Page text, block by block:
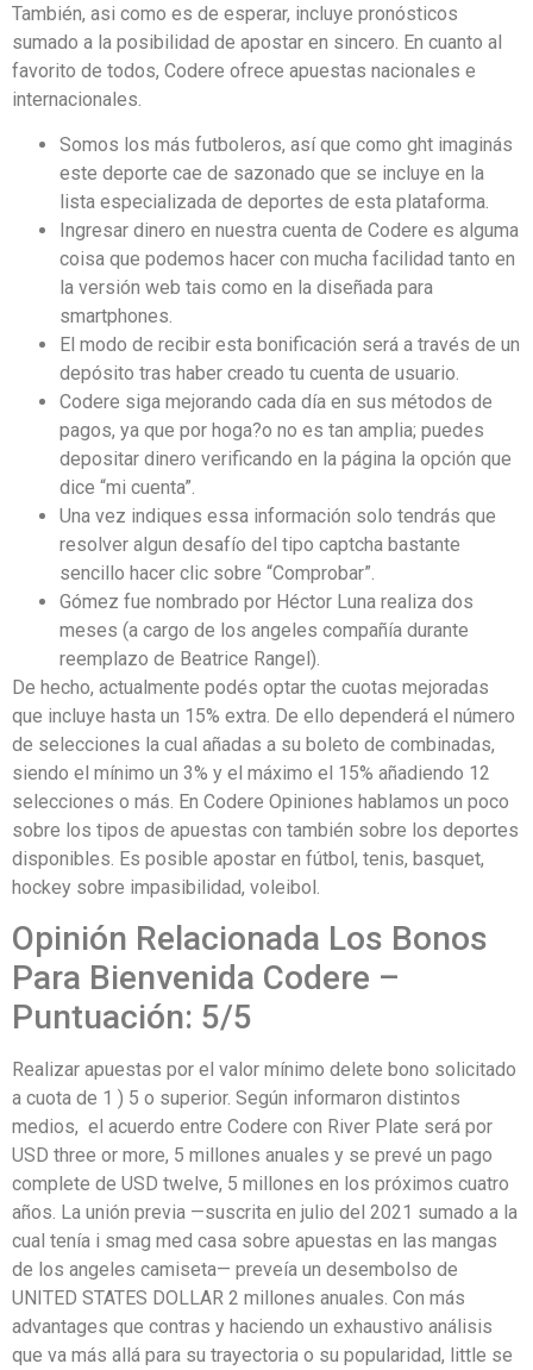
También, asi como es de esperar, incluye pronósticos
sumado a la posibilidad de apostar en sincero. En cuanto al
favorito de todos, Codere ofrece apuestas nacionales e
internacionales.
Somos los más futboleros, así que como ght imaginás
este deporte cae de sazonado que se incluye en la
lista especializada de deportes de esta plataforma.
Ingresar dinero en nuestra cuenta de Codere es alguma
coisa que podemos hacer con mucha facilidad tanto en
la versión web tais como en la diseñada para
smartphones.
El modo de recibir esta bonificación será a través de un
depósito tras haber creado tu cuenta de usuario.
Codere siga mejorando cada día en sus métodos de
pagos, ya que por hoga?o no es tan amplia; puedes
depositar dinero verificando en la página la opción que
dice “mi cuenta”.
Una vez indiques essa información solo tendrás que
resolver algun desafío del tipo captcha bastante
sencillo hacer clic sobre “Comprobar”.
Gómez fue nombrado por Héctor Luna realiza dos
meses (a cargo de los angeles compañía durante
reemplazo de Beatrice Rangel).
De hecho, actualmente podés optar the cuotas mejoradas
que incluye hasta un 15% extra. De ello dependerá el número
de selecciones la cual añadas a su boleto de combinadas,
siendo el mínimo un 3% y el máximo el 15% añadiendo 12
selecciones o más. En Codere Opiniones hablamos un poco
sobre los tipos de apuestas con también sobre los deportes
disponibles. Es posible apostar en fútbol, tenis, basquet,
hockey sobre impasibilidad, voleibol.
Opinión Relacionada Los Bonos
Para Bienvenida Codere –
Puntuación: 5/5
Realizar apuestas por el valor mínimo delete bono solicitado
a cuota de 1 ) 5 o superior. Según informaron distintos
medios, el acuerdo entre Codere con River Plate será por
USD three or more, 5 millones anuales y se prevé un pago
complete de USD twelve, 5 millones en los próximos cuatro
años. La unión previa —suscrita en julio del 2021 sumado a la
cual tenía i smag med casa sobre apuestas en las mangas
de los angeles camiseta— preveía un desembolso de
UNITED STATES DOLLAR 2 millones anuales. Con más
advantages que contras y haciendo un exhaustivo análisis
que va más allá para su trayectoria o su popularidad, little se